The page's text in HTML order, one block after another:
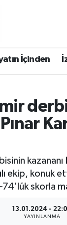
İçinden
kazananı
ekip, konuk
skorla
13.01.2024 -
YAYINLANMA
Durumu ve